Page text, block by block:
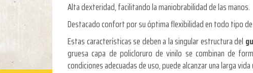
Alta dexteridad, facilitando la maniobrabilidad de las manos.
Destacado confort por su óptima flexibilidad en todo tipo
Estas características se deben a la singular estructura del
gruesa capa de policloruro de vinilo se combinan de
condiciones adecuadas de uso, puede alcanzar una larga